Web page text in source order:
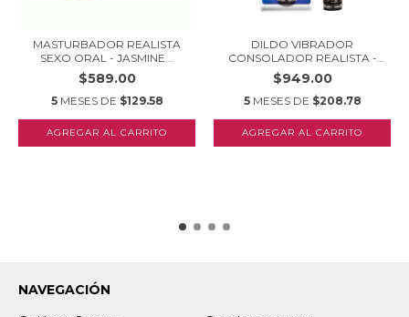
MASTURBADOR REALISTA
SEXO ORAL - JASMINE...
$589.00
5 MESES DE $129.58
DILDO VIBRADOR
CONSOLADOR REALISTA -
AU...
$949.00
5 MESES DE $208.78
NAVEGACIÓN